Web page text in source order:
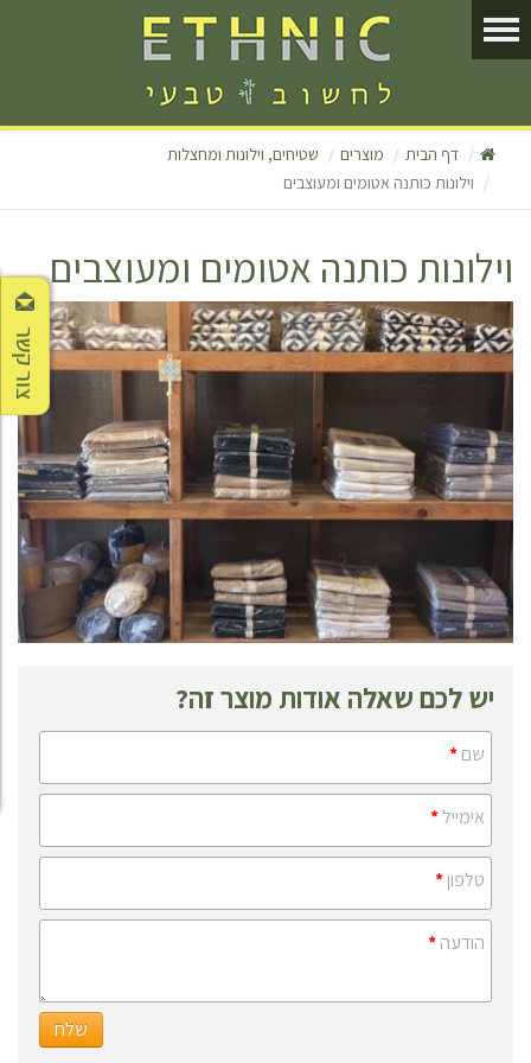
דף הבית מוצרים
שטיחים, וילונות ומחצלות
וילונות כותנה אטומים ומעוצבים
וילונות כותנה אטומים ומעוצבים
יש לכם שאלה אודות מוצר זה?
שם*
אימייל*
טלפון*
הודעה*
שלח
צור קשר